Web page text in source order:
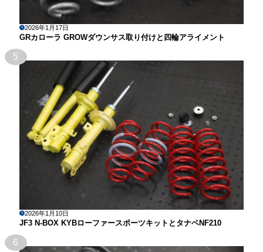
2026年1月17日
GRカローラ GROWダウンサス取り付けと四輪アライメント
5
2026年1月10日
JF3 N-BOX KYBローファースポーツキットとタナベNF210
6